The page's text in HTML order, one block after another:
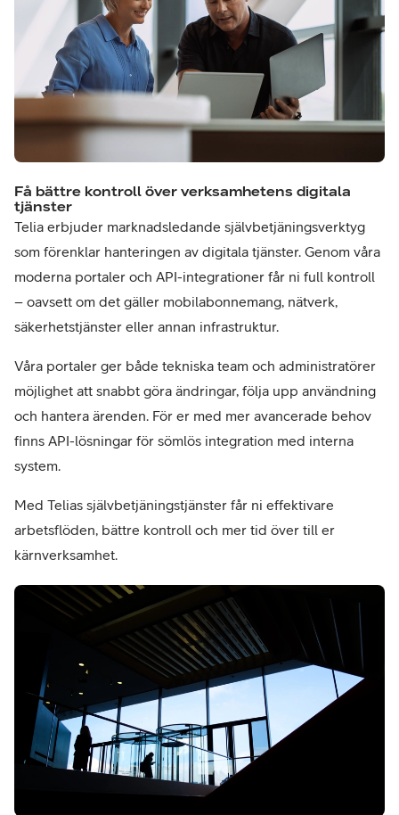
Få bättre kontroll över verksamhetens digitala
tjänster
Telia erbjuder marknadsledande självbetjäningsverktyg
som förenklar hanteringen av digitala tjänster. Genom våra
moderna portaler och API-integrationer får ni full kontroll
– oavsett om det gäller mobilabonnemang, nätverk,
säkerhetstjänster eller annan infrastruktur.
Våra portaler ger både tekniska team och administratörer
möjlighet att snabbt göra ändringar, följa upp användning
och hantera ärenden. För er med mer avancerade behov
finns API-lösningar för sömlös integration med interna
system.
Med Telias självbetjäningstjänster får ni effektivare
arbetsflöden, bättre kontroll och mer tid över till er
kärnverksamhet.